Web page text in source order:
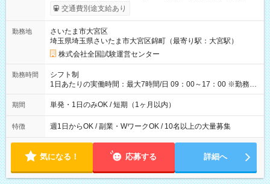
※勤務回数により昇給あり 【即給（前払い）オプションあ
り！】 希望される場合、勤務から1週間ほどで給与の一部を受け
例】 ・河合塾模擬試験 8:30～17:30（休憩1時間） 時給1,300円
×8時間＝日収10,400円＋交通費 ※当日の役割により時給＋100
円の場合あり ・国家試験 7:00～13:30（休憩なし） 時給1,300
円（役割手当＋100円）×6時間＝日収8,400円＋交通費 【試用期
間】試用期間なし
交通費別途支給あり
勤務地
さいたま市大宮区
埼玉県埼玉県さいたま市大宮区錦町（最寄り駅：大宮駅）
株式会社全国試験運営センター
勤務時間
シフト制
1日あたりの実働時間：最大7時間/日 09：00～17：00 ※勤務時
間は 試験により異なります。
期間 単発・1日のみOK / 短期（1ヶ月以内）
特徴 週1日からOK / 副業・WワークOK / 10名以上の大量募集
気になる！ 応募する 詳細へ